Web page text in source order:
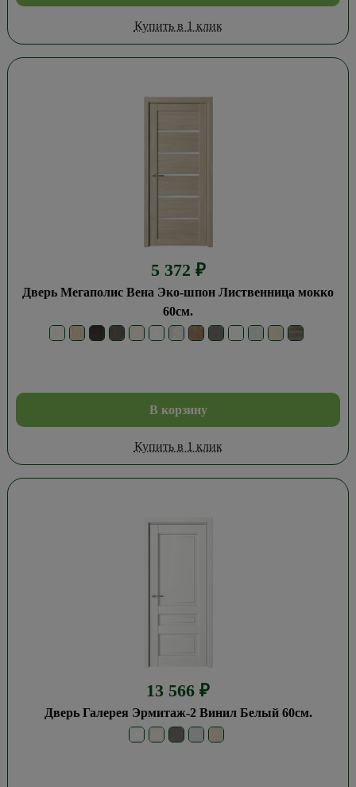
Купить в 1 клик
5 372 ₽
Дверь Мегаполис Вена Эко-шпон Лиственница мокко
60см.
В корзину
Купить в 1 клик
13 566 ₽
Дверь Галерея Эрмитаж-2 Винил Белый 60см.